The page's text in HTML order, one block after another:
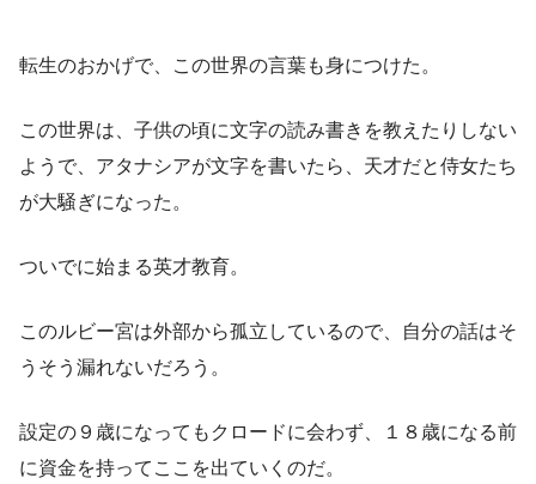
転生のおかげで、この世界の言葉も身につけた。
この世界は、子供の頃に文字の読み書きを教えたりしない
ようで、アタナシアが文字を書いたら、天才だと侍女たち
が大騒ぎになった。
ついでに始まる英才教育。
このルビー宮は外部から孤立しているので、自分の話はそ
うそう漏れないだろう。
設定の９歳になってもクロードに会わず、１８歳になる前
に資金を持ってここを出ていくのだ。